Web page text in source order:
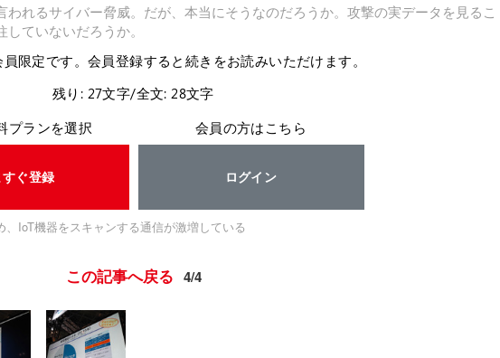
れるサイバー脅威。だが、本当にそうなのだろうか。攻撃の実データを見るこ
ていないだろうか。
限定です。会員登録すると続きをお読みいただけます。
残り: 27文字/全文: 28文字
プランを選択
ぐ登録
会員の方はこちら
ログイン
IoT機器をスキャンする通信が激増している
この記事へ戻る 4/4